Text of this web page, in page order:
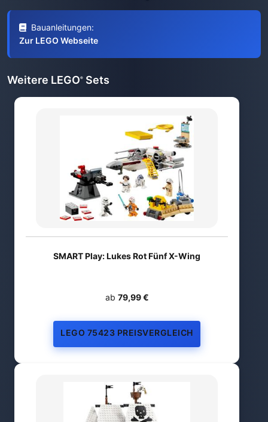
Bauanleitungen:
Zur LEGO Webseite
Weitere LEGO® Sets
SMART Play: Lukes Rot Fünf X-Wing
ab 79,99 €
LEGO 75423 PREISVERGLEICH